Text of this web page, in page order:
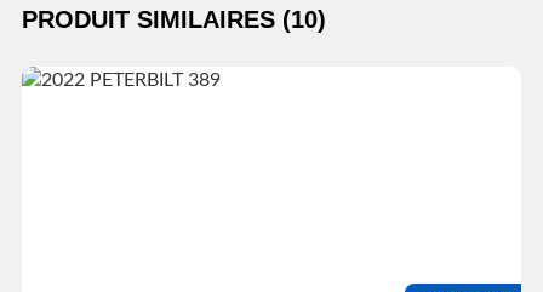
PRODUIT SIMILAIRES (10)